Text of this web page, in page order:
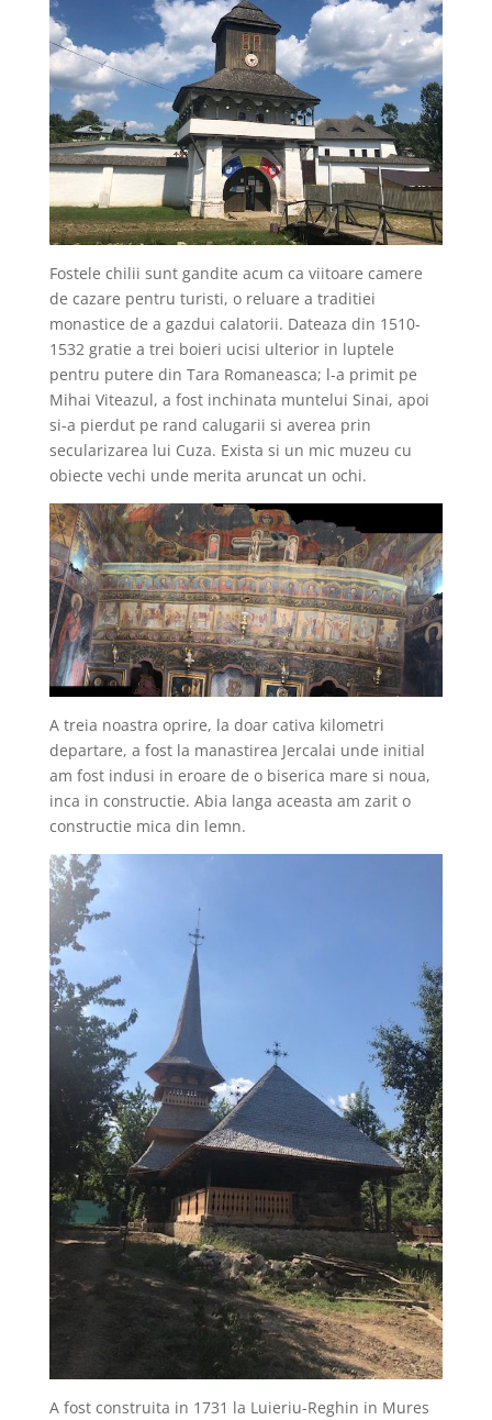
Fostele chilii sunt gandite acum ca viitoare camere
de cazare pentru turisti, o reluare a traditiei
monastice de a gazdui calatorii. Dateaza din 1510-
1532 gratie a trei boieri ucisi ulterior in luptele
pentru putere din Tara Romaneasca; l-a primit pe
Mihai Viteazul, a fost inchinata muntelui Sinai, apoi
si-a pierdut pe rand calugarii si averea prin
secularizarea lui Cuza. Exista si un mic muzeu cu
obiecte vechi unde merita aruncat un ochi.
A treia noastra oprire, la doar cativa kilometri
departare, a fost la manastirea Jercalai unde initial
am fost indusi in eroare de o biserica mare si noua,
inca in constructie. Abia langa aceasta am zarit o
constructie mica din lemn.
A fost construita in 1731 la Luieriu-Reghin in Mures